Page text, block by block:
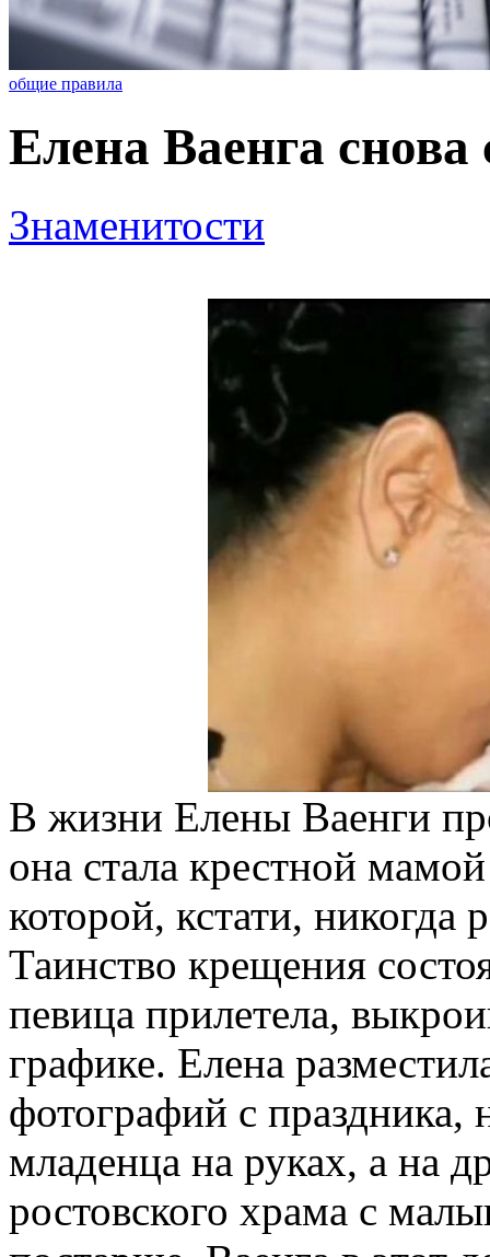
общие правила
Елена Ваенга
Знаменитости
В жизни Елены Ваенги
она стала крестной
которой, кстати, никогда
Таинство крещения
певица прилетела,
графике. Елена
фотографий с праздника,
младенца на руках, а на
ростовского храма с